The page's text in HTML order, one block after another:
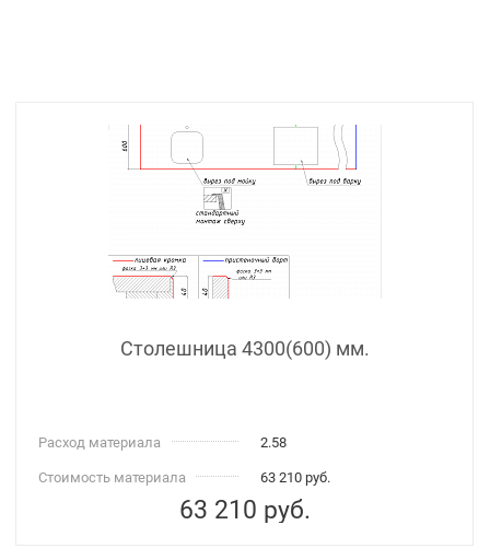
Столешница 4300(600) мм.
Расход материала 2.58
Стоимость материала 63 210 руб.
63 210 руб.